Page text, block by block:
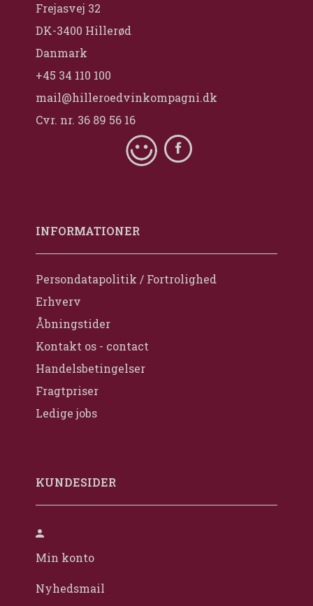
Frejasvej 32
DK-3400 Hillerød
Danmark
+45 34 110 100
mail@hilleroedvinkompagni.dk
Cvr. nr. 36 89 56 16
INFORMATIONER
Persondatapolitik / Fortrolighed
Erhverv
Åbningstider
Kontakt os - contact
Handelsbetingelser
Fragtpriser
Ledige jobs
KUNDESIDER
Min konto
Nyhedsmail